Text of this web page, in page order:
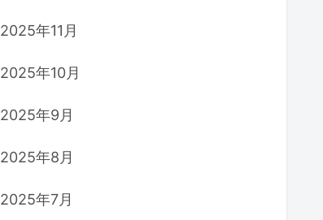
2025年11月
2025年10月
2025年9月
2025年8月
2025年7月